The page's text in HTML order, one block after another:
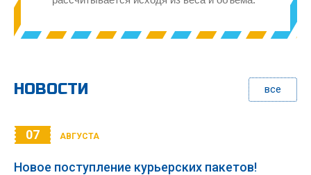
НОВОСТИ все
07 АВГУСТА
Новое поступление курьерских пакетов!